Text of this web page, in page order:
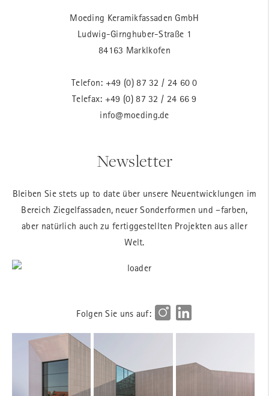
Moeding Keramikfassaden GmbH
Ludwig-Girnghuber-Straße 1
84163 Marklkofen
Telefon: +49 (0) 87 32 / 24 60 0
Telefax: +49 (0) 87 32 / 24 66 9
info@moeding.de
Newsletter
Bleiben Sie stets up to date über unsere Neuentwicklungen im
Bereich Ziegelfassaden, neuer Sonderformen und –farben,
aber natürlich auch zu fertiggestellten Projekten aus aller
Welt.
Folgen Sie uns auf: